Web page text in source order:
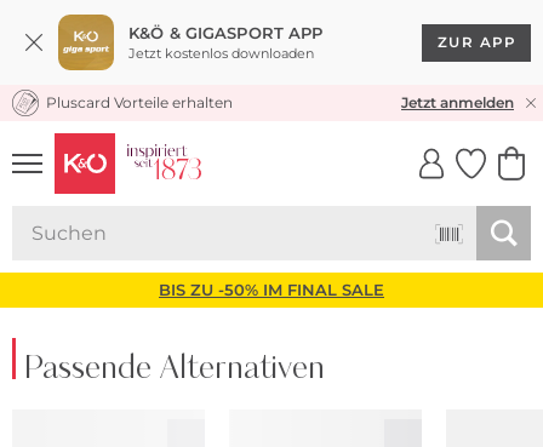
K&Ö & GIGASPORT APP
Jetzt kostenlos downloaden
ZUR APP
KOSTENLOSER VERSAND* & RÜCKVERSAND
Pluscard Vorteile erhalten Jetzt anmelden
UNSERE APP
CLICK &
BIS ZU -50% IM FINAL SALE
Passende Alternativen